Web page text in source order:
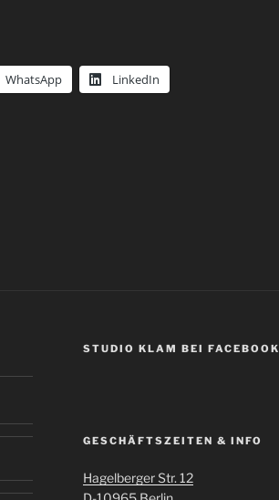
WhatsApp LinkedIn
STUDIO KLAM BEI FACEBOOK
GESCHÄFTSZEITEN & INFO
Hagelberger Str. 12